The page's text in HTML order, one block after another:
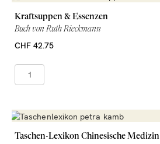
Kraftsuppen & Essenzen
Buch von Ruth Rieckmann
CHF 42.75
Taschen-Lexikon Chinesische Medizin